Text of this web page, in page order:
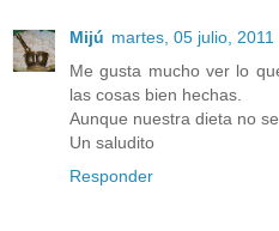
Mijú martes, 05 julio, 2011
Me gusta mucho ver lo
las cosas bien hechas.
Aunque nuestra dieta no
Un saludito
Responder